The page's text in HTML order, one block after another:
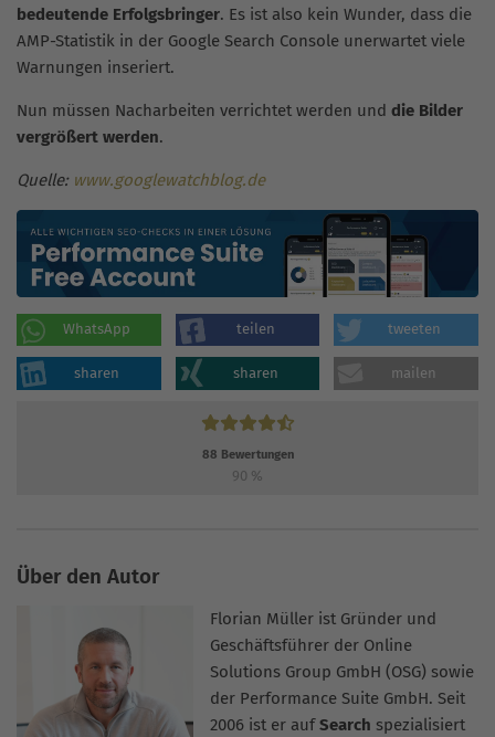
bedeutende Erfolgsbringer. Es ist also kein Wunder, dass die
AMP-Statistik in der Google Search Console unerwartet viele
Warnungen inseriert.
Nun müssen Nacharbeiten verrichtet werden und die Bilder
vergrößert werden.
Quelle: www.googlewatchblog.de
WhatsApp teilen tweeten
sharen sharen mailen
88 Bewertungen
90 %
Über den Autor
Florian Müller ist Gründer und
Geschäftsführer der Online
Solutions Group GmbH (OSG) sowie
der Performance Suite GmbH. Seit
2006 ist er aufSearch spezialisiert